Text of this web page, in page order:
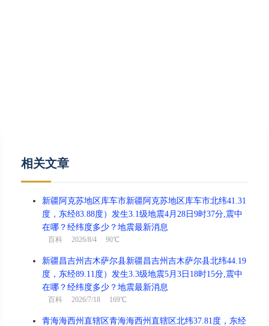
相关文章
新疆阿克苏地区库车市新疆阿克苏地区库车市北纬41.31
度，东经83.88度）发生3.1级地震4月28日9时37分,震中
在哪？经纬度多少？地震最新消息
百科 2026/8/4 90℃
新疆昌吉州吉木萨尔县新疆昌吉州吉木萨尔县北纬44.19
度，东经89.11度）发生3.3级地震5月3日18时15分,震中
在哪？经纬度多少？地震最新消息
百科 2026/7/18 169℃
青海海西州直辖区青海海西州直辖区北纬37.81度，东经